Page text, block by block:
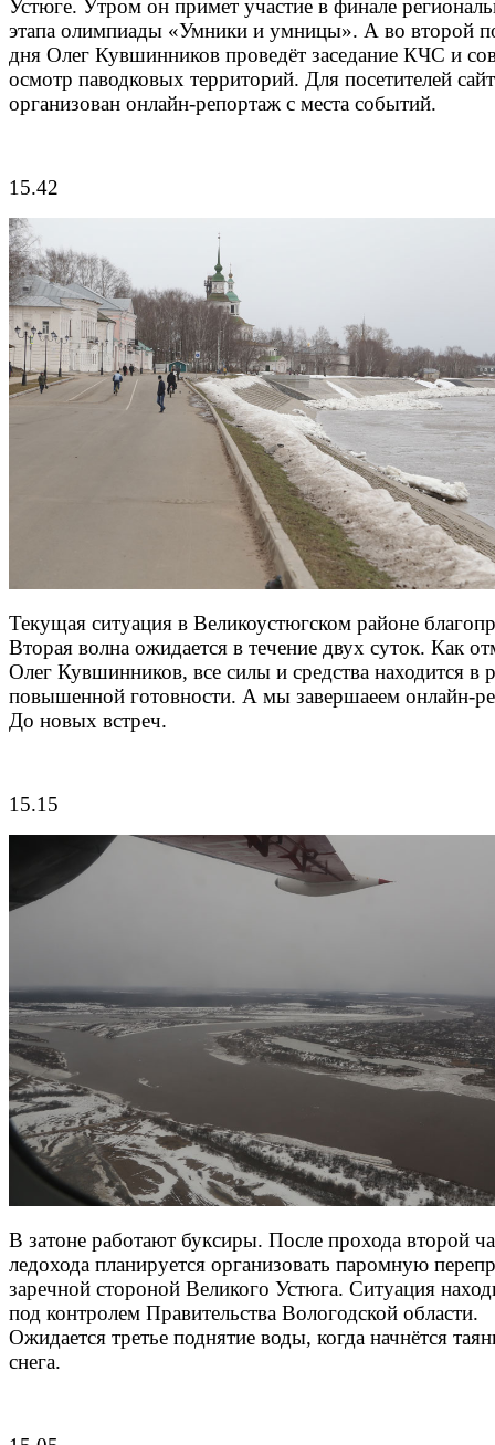
Устюге. Утром он примет участие в финале
этапа олимпиады «Умники и умницы». А во второй
дня Олег Кувшинников проведёт заседание КЧС и
осмотр паводковых территорий. Для посетителей
организован онлайн-репортаж с места событий.
15.42
Текущая ситуация в Великоустюгском районе
Вторая волна ожидается в течение двух суток. Как
Олег Кувшинников, все силы и средства находится в
повышенной готовности. А мы завершаеем онлайн-
До новых встреч.
15.15
В затоне работают буксиры. После прохода второй
ледохода планируется организовать паромную
заречной стороной Великого Устюга. Ситуация
под контролем Правительства Вологодской области.
Ожидается третье поднятие воды, когда начнётся
снега.